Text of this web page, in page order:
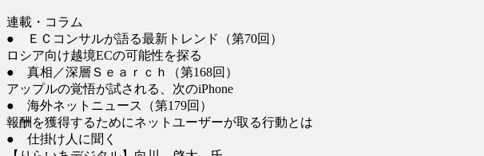
連載・コラム
● ＥＣコンサルが語る最新トレンド（第70回）
ロシア向け越境ECの可能性を探る
● 真相／深層Ｓｅａｒｃｈ（第168回）
アップルの覚悟が試される、次のiPhone
● 海外ネットニュース（第179回）
報酬を獲得するためにネットユーザーが取る行動とは
● 仕掛け人に聞く